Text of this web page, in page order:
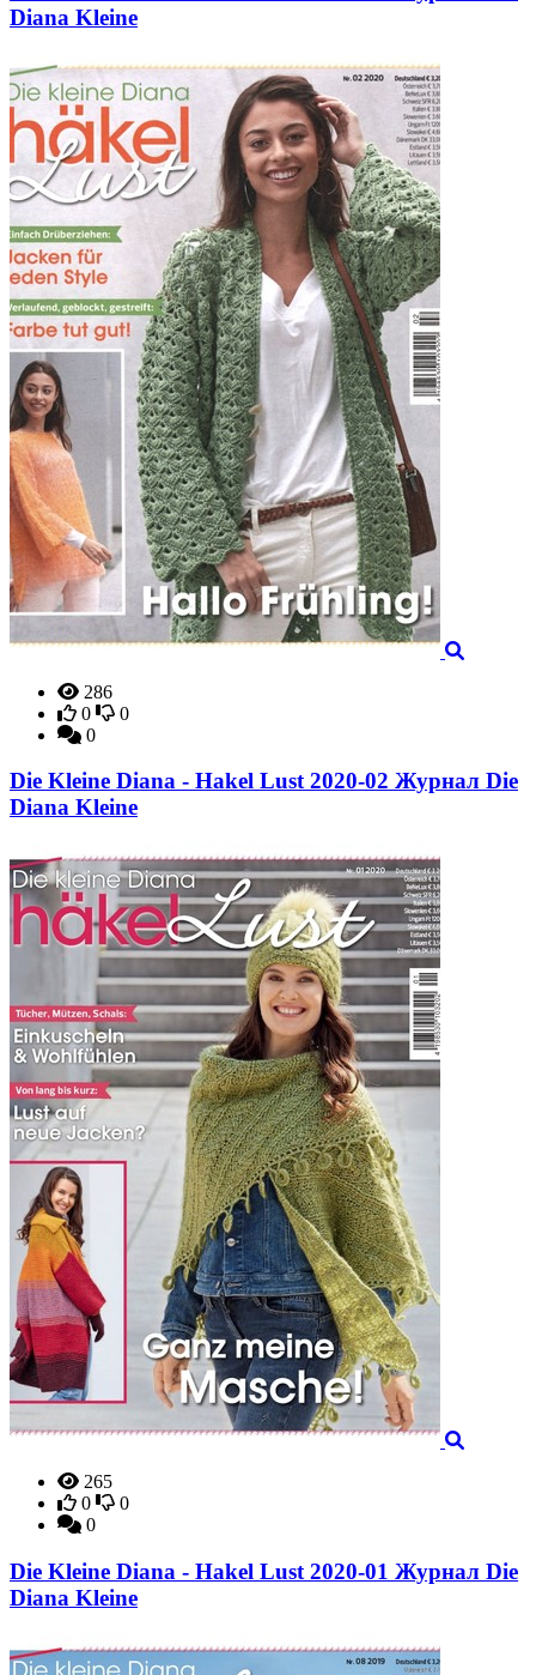
Diana Kleine
286
0
0
0
Die Kleine Diana - Hakel Lust 2020-02 Журнал Die
Diana Kleine
265
0
0
0
Die Kleine Diana - Hakel Lust 2020-01 Журнал Die
Diana Kleine